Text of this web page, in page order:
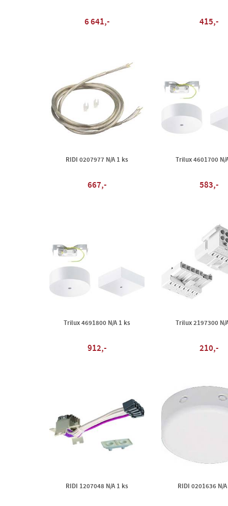
6 641,- 415,-
RIDI 0207977 N/A 1 ks
667,-
Trilux 4601700 N/
583,-
Trilux 4691800 N/A 1 ks
912,-
Trilux 2197300 N/
210,-
RIDI 1207048 N/A 1 ks RIDI 0201636 N/